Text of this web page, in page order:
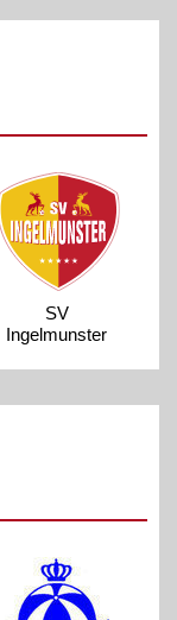
SV
Ingelmunster